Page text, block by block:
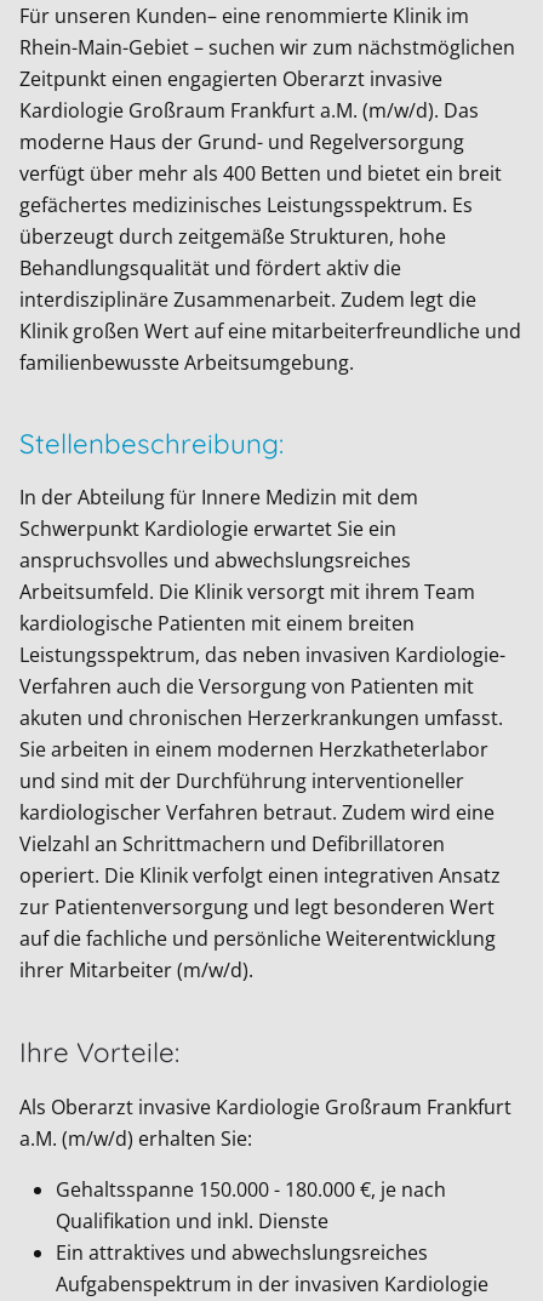
Für unseren Kunden– eine renommierte Klinik im
Rhein-Main-Gebiet – suchen wir zum nächstmöglichen
Zeitpunkt einen engagierten Oberarzt invasive
Kardiologie Großraum Frankfurt a.M. (m/w/d). Das
moderne Haus der Grund- und Regelversorgung
verfügt über mehr als 400 Betten und bietet ein breit
gefächertes medizinisches Leistungsspektrum. Es
überzeugt durch zeitgemäße Strukturen, hohe
Behandlungsqualität und fördert aktiv die
interdisziplinäre Zusammenarbeit. Zudem legt die
Klinik großen Wert auf eine mitarbeiterfreundliche und
familienbewusste Arbeitsumgebung.
Stellenbeschreibung:
In der Abteilung für Innere Medizin mit dem
Schwerpunkt Kardiologie erwartet Sie ein
anspruchsvolles und abwechslungsreiches
Arbeitsumfeld. Die Klinik versorgt mit ihrem Team
kardiologische Patienten mit einem breiten
Leistungsspektrum, das neben invasiven Kardiologie-
Verfahren auch die Versorgung von Patienten mit
akuten und chronischen Herzerkrankungen umfasst.
Sie arbeiten in einem modernen Herzkatheterlabor
und sind mit der Durchführung interventioneller
kardiologischer Verfahren betraut. Zudem wird eine
Vielzahl an Schrittmachern und Defibrillatoren
operiert. Die Klinik verfolgt einen integrativen Ansatz
zur Patientenversorgung und legt besonderen Wert
auf die fachliche und persönliche Weiterentwicklung
ihrer Mitarbeiter (m/w/d).
Ihre Vorteile:
Als Oberarzt invasive Kardiologie Großraum Frankfurt
a.M. (m/w/d) erhalten Sie:
Gehaltsspanne 150.000 - 180.000 €, je nach
Qualifikation und inkl. Dienste
Ein attraktives und abwechslungsreiches
Aufgabenspektrum in der invasiven Kardiologie